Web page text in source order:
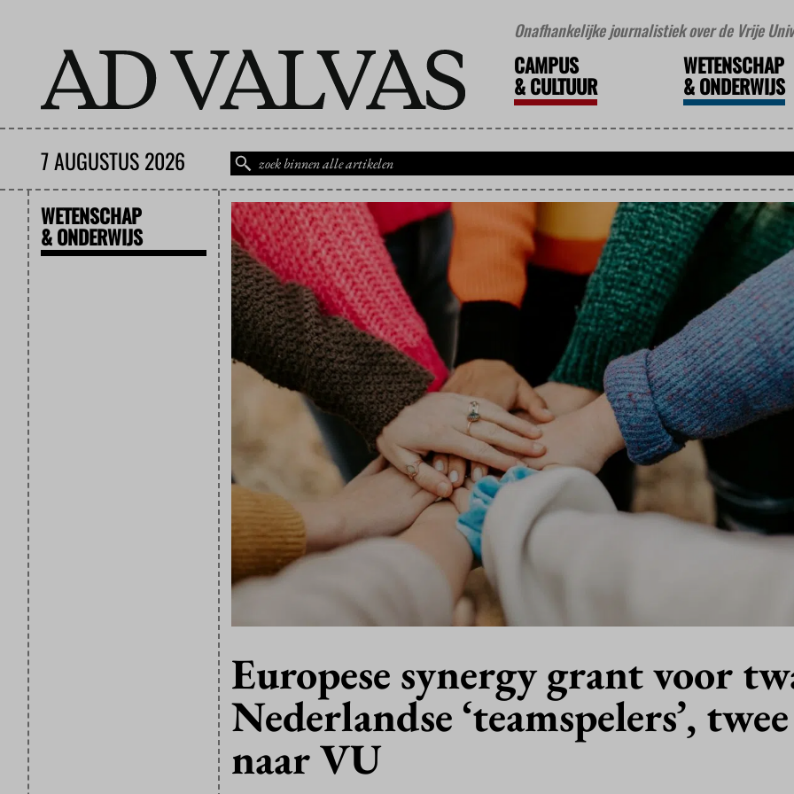
Onafhankelijke journalistiek over de Vrije
CAMPUS
&CULTUUR
WETENSCHAP
&ONDERWIJS
7 AUGUSTUS 2026
WETENSCHAP
& ONDERWIJS
Europese synergy grant voor
Nederlandse ‘teamspelers’, twee
naar VU